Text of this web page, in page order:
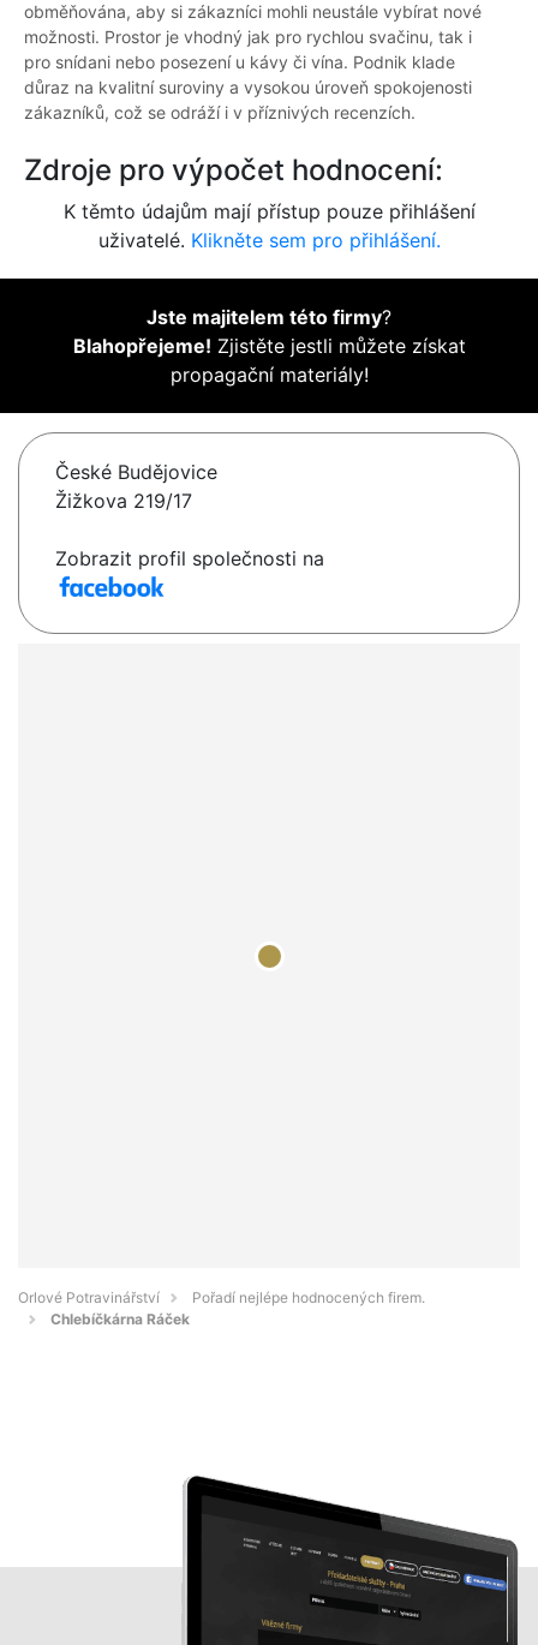
obměňována, aby si zákazníci mohli neustále vybírat nové
možnosti. Prostor je vhodný jak pro rychlou svačinu, tak i
pro snídani nebo posezení u kávy či vína. Podnik klade
důraz na kvalitní suroviny a vysokou úroveň spokojenosti
zákazníků, což se odráží i v příznivých recenzích.
Zdroje pro výpočet hodnocení:
K těmto údajům mají přístup pouze přihlášení
uživatelé. Klikněte sem pro přihlášení.
Jste majitelem této firmy?
Blahopřejeme! Zjistěte jestli můžete získat
propagační materiály!
České Budějovice
Žižkova 219/17
Zobrazit profil společnosti na
Orlové Potravinářství
Pořadí nejlépe hodnocených firem.
Chlebíčkárna Ráček